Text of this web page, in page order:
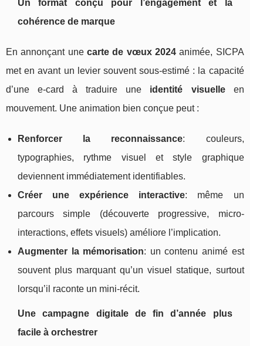
Un format conçu pour l’engagement et la
cohérence de marque
En annonçant une carte de vœux 2024animée, SICPA
met en avant un levier souvent sous-estimé : la capacité
d’une e-card à traduire une identité visuelleen
mouvement. Une animation bien conçue peut :
Renforcer la reconnaissance: couleurs,
typographies, rythme visuel et style graphique
deviennent immédiatement identifiables.
Créer une expérience interactive: même un
parcours simple (découverte progressive, micro-
interactions, effets visuels) améliore l’implication.
Augmenter la mémorisation: un contenu animé est
souvent plus marquant qu’un visuel statique, surtout
lorsqu’il raconte un mini-récit.
Une campagne digitale de fin d’année plus
facile à orchestrer